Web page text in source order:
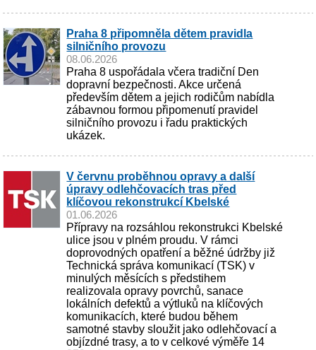
Praha 8 připomněla dětem pravidla
silničního provozu
08.06.2026
Praha 8 uspořádala včera tradiční Den
dopravní bezpečnosti. Akce určená
především dětem a jejich rodičům nabídla
zábavnou formou připomenutí pravidel
silničního provozu i řadu praktických
ukázek.
V červnu proběhnou opravy a další
úpravy odlehčovacích tras před
klíčovou rekonstrukcí Kbelské
01.06.2026
Přípravy na rozsáhlou rekonstrukci Kbelské
ulice jsou v plném proudu. V rámci
doprovodných opatření a běžné údržby již
Technická správa komunikací (TSK) v
minulých měsících s předstihem
realizovala opravy povrchů, sanace
lokálních defektů a výtluků na klíčových
komunikacích, které budou během
samotné stavby sloužit jako odlehčovací a
objízdné trasy, a to v celkové výměře 14